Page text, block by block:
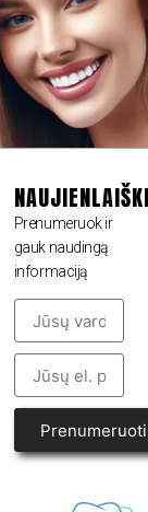
Prenumeruok ir
gauk naudingą
informaciją
Prenumeruoti